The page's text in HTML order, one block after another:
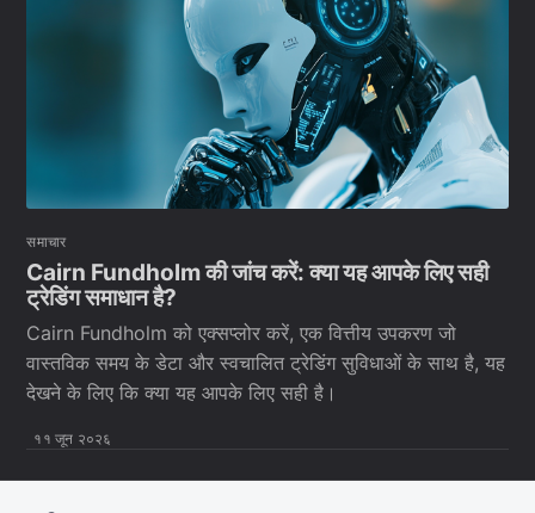
समाचार
Cairn Fundholm की जांच करें: क्या यह आपके लिए सही
ट्रेडिंग समाधान है?
Cairn Fundholm को एक्सप्लोर करें, एक वित्तीय उपकरण जो
वास्तविक समय के डेटा और स्वचालित ट्रेडिंग सुविधाओं के साथ है, यह
देखने के लिए कि क्या यह आपके लिए सही है।
११ जून २०२६